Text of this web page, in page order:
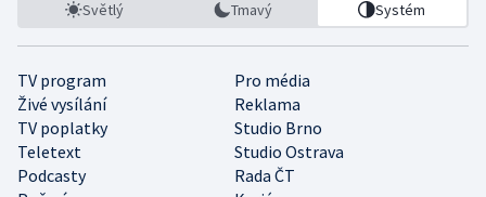
Světlý Tmavý Systém
TV program
Pro média
Živé vysílání
Reklama
TV poplatky
Studio Brno
Teletext
Studio Ostrava
Podcasty
Rada ČT